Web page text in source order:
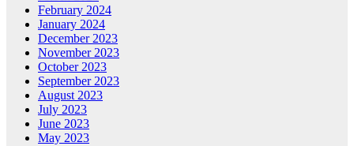
February 2024
January 2024
December 2023
November 2023
October 2023
September 2023
August 2023
July 2023
June 2023
May 2023